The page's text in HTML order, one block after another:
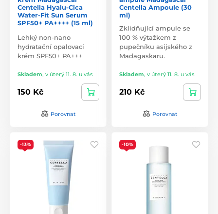
nejčistší a nejsvěžejší formě, aby každý mohl objevit svou
nejlepší pokožku.
Centella Hyalu-Cica
Water-Fit Sun Serum
SPF50+ PA++++ (15 ml)
Lehký non-nano
hydratační opalovací
krém SPF50+ PA+++
Skladem, v úterý 11. 8. u vás
150 Kč
Porovnat
Centella Ampoule (30
ml)
Zklidňující ampule se
100 % výtažkem z
pupečníku asijského z
Madagaskaru.
Skladem, v úterý 11. 8. u vás
210 Kč
Porovnat
-13% -10%